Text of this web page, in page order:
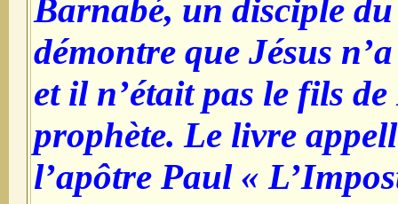
Barnabé, un disciple
démontre que Jésus
et il n’était pas le fils
prophète. Le livre
l’apôtre Paul «